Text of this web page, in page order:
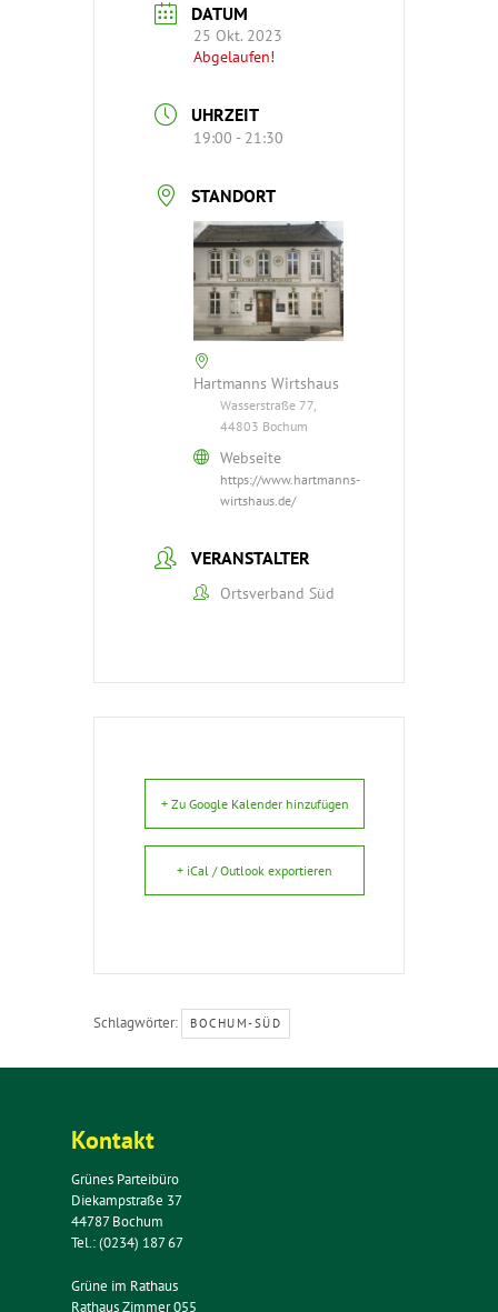
DATUM
25 Okt. 2023
Abgelaufen!
UHRZEIT
19:00 - 21:30
STANDORT
Hartmanns Wirtshaus
Wasserstraße 77,
44803 Bochum
Webseite
https://www.hartmanns-
wirtshaus.de/
VERANSTALTER
Ortsverband Süd
+ Zu Google Kalender hinzufügen
+ iCal / Outlook exportieren
Schlagwörter: BOCHUM-SÜD
Kontakt
Grünes Parteibüro
Diekampstraße 37
44787 Bochum
Tel.: (0234) 187 67
Grüne im Rathaus
Rathaus Zimmer 055